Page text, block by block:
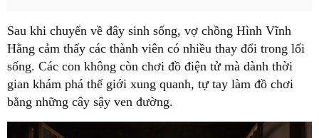
Sau khi chuyển về đây sinh sống, vợ chồng Hình Vĩnh
Hằng cảm thấy các thành viên có nhiều thay đổi trong lối
sống. Các con không còn chơi đồ điện tử mà dành thời
gian khám phá thế giới xung quanh, tự tay làm đồ chơi
bằng những cây sậy ven đường.